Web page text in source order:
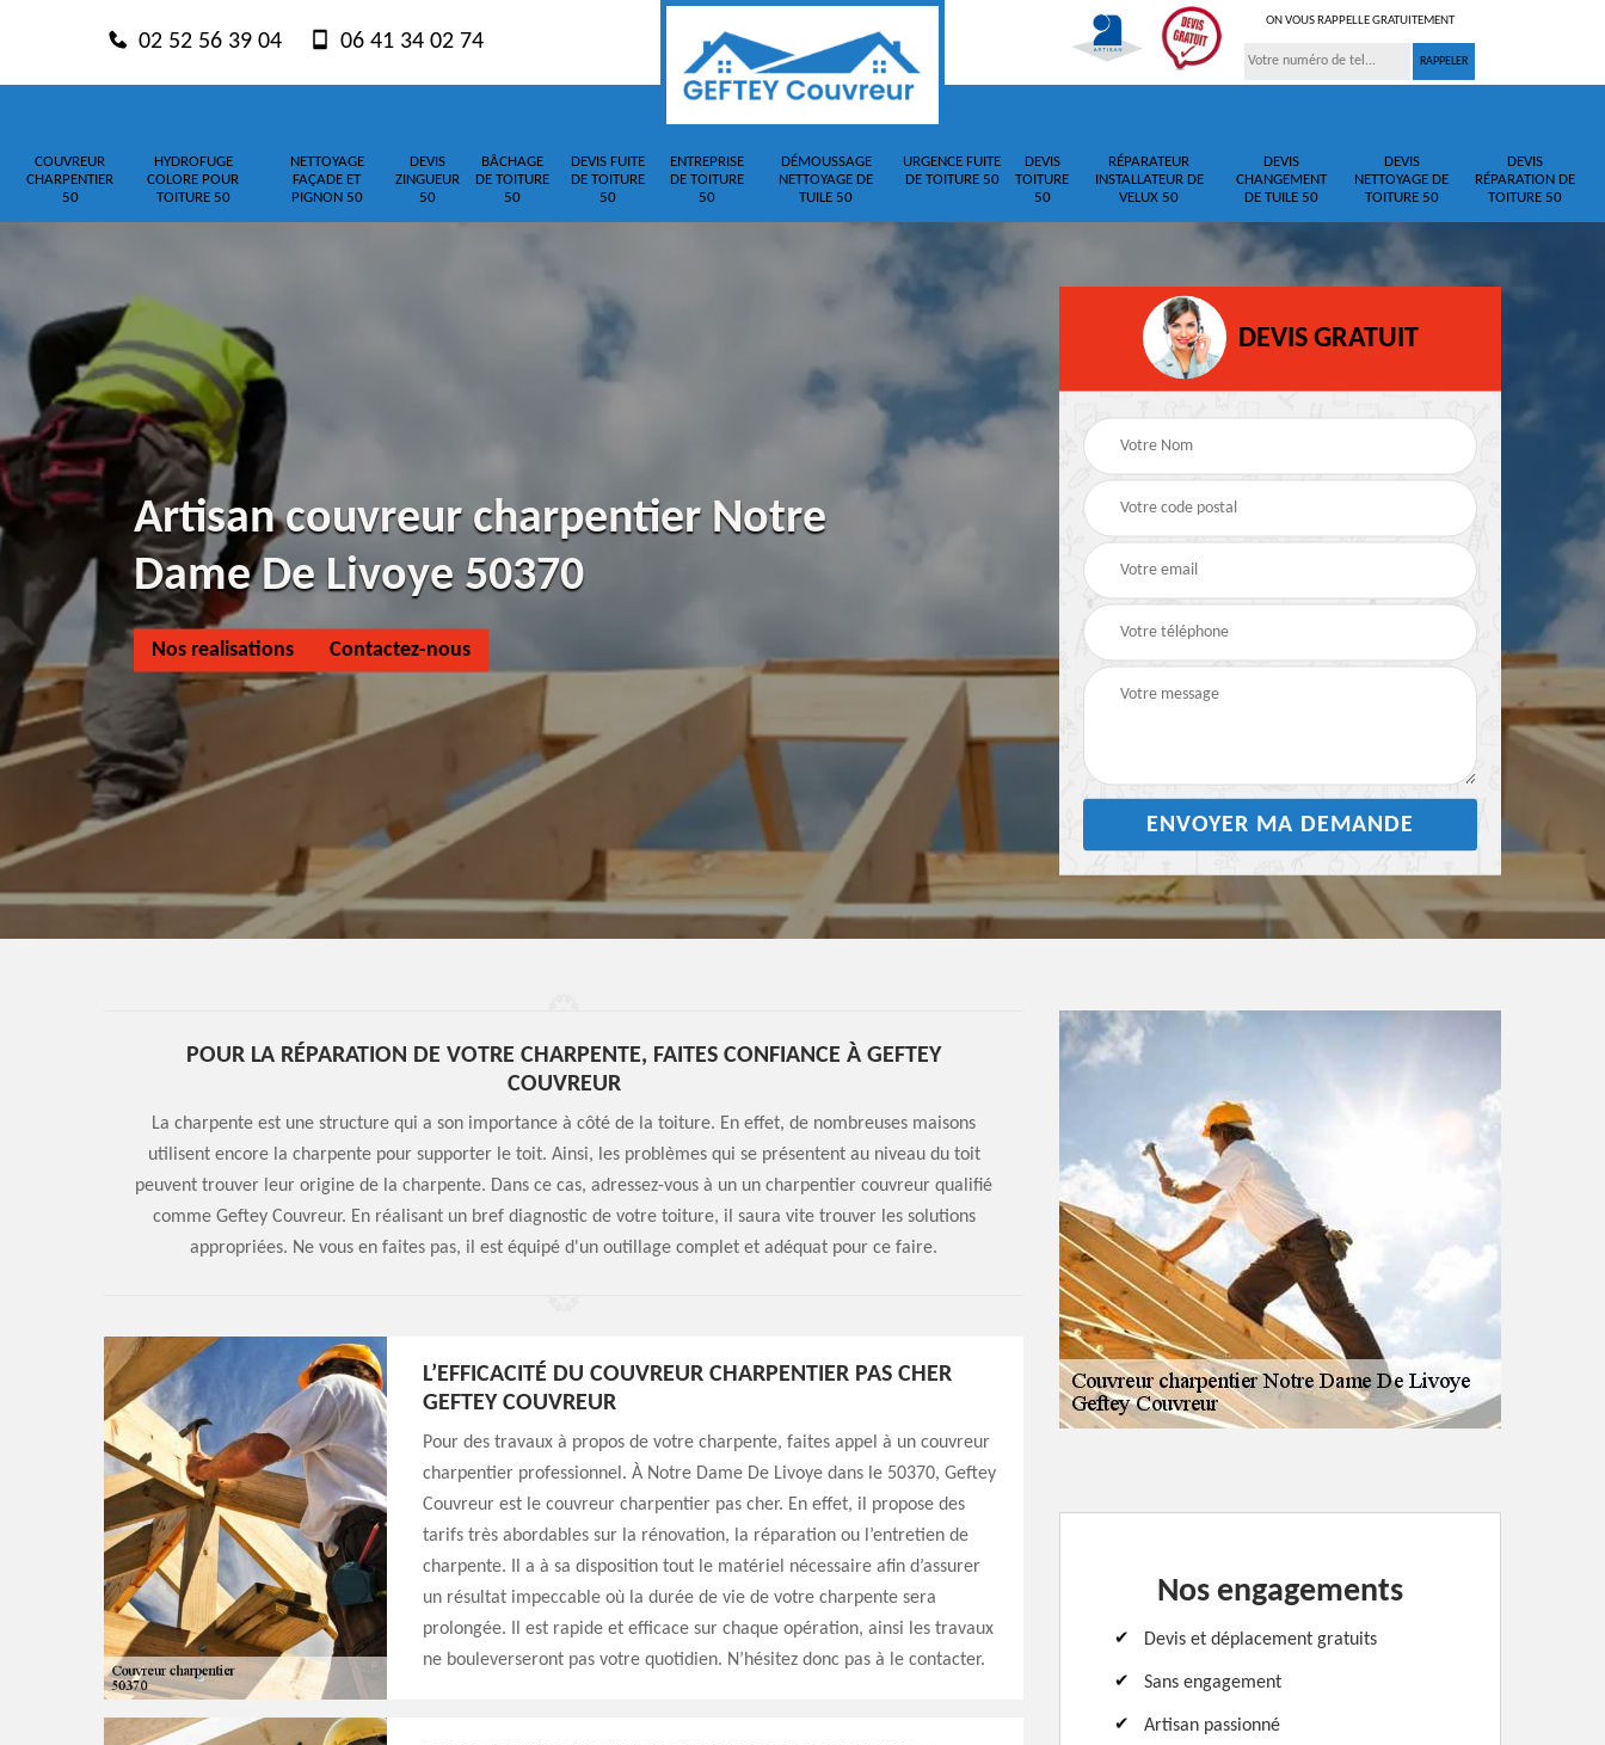
02 52 56 39 04 06 41 34 02 74
ON VOUS RAPPELLE GRATUITEMENT
COUVREUR
CHARPENTIER
50
HYDROFUGE
COLORE POUR
TOITURE 50
NETTOYAGE
FAÇADE ET
PIGNON 50
DEVIS
ZINGUEUR
50
BÂCHAGE
DE TOITURE
50
DEVIS FUITE
DE TOITURE
50
ENTREPRISE
DE TOITURE
50
DÉMOUSSAGE
NETTOYAGE DE
TUILE 50
URGENCE FUITE
DE TOITURE 50
DEVIS
TOITURE
50
RÉPARATEUR
INSTALLATEUR DE
VELUX 50
DEVIS
CHANGEMENT
DE TUILE 50
DEVIS
NETTOYAGE DE
TOITURE 50
DEVIS
RÉPARATION DE
TOITURE 50
Artisan couvreur charpentier Notre
Dame De Livoye 50370
Nos realisations Contactez-nous
DEVIS GRATUIT
POUR LA RÉPARATION DE VOTRE CHARPENTE, FAITES CONFIANCE À GEFTEY
COUVREUR
La charpente est une structure qui a son importance à côté de la toiture. En effet, de nombreuses maisons
utilisent encore la charpente pour supporter le toit. Ainsi, les problèmes qui se présentent au niveau du toit
peuvent trouver leur origine de la charpente. Dans ce cas, adressez-vous à un un charpentier couvreur qualifié
comme Geftey Couvreur. En réalisant un bref diagnostic de votre toiture, il saura vite trouver les solutions
appropriées. Ne vous en faites pas, il est équipé d'un outillage complet et adéquat pour ce faire.
L’EFFICACITÉ DU COUVREUR CHARPENTIER PAS CHER
GEFTEY COUVREUR
Pour des travaux à propos de votre charpente, faites appel à un couvreur
charpentier professionnel. À Notre Dame De Livoye dans le 50370, Geftey
Couvreur est le couvreur charpentier pas cher. En effet, il propose des
tarifs très abordables sur la rénovation, la réparation ou l’entretien de
charpente. Il a à sa disposition tout le matériel nécessaire afin d’assurer
un résultat impeccable où la durée de vie de votre charpente sera
prolongée. Il est rapide et efficace sur chaque opération, ainsi les travaux
ne bouleverseront pas votre quotidien. N’hésitez donc pas à le contacter.
Nos engagements
Devis et déplacement gratuits
Sans engagement
Artisan passionné